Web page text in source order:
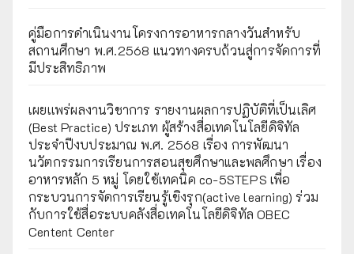
คู่มือการดำเนินงานโครงการอาหารกลางวันสำหรับ
สถานศึกษา พ.ศ.2568 แนวทางครบถ้วนสู่การจัดการที่
มีประสิทธิภาพ
เผยเเพร่ผลงานวิชาการ รายงานผลการปฏิบัติที่เป็นเลิศ
(Best Practice) ประเภท ผู้สร้างสื่อเทคโนโลยีดิจิทัล
ประจำปีงบประมาณ พ.ศ. 2568 เรื่อง การพัฒนา
นวัตกรรมการเรียนการสอนสุขศึกษาและพลศึกษา เรื่อง
อาหารหลัก 5 หมู่ โดยใช้เทคนิค co-5STEPS เพื่อ
กระบวนการจัดการเรียนรู้เชิงรุก(active learning) ร่วม
กับการใช้สื่อระบบคลังสื่อเทคโนโลยีดิจิทัล OBEC
Centent Center